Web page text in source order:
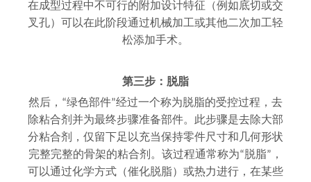
在成型过程中不可行的附加设计特征（例如底切或交
叉孔）可以在此阶段通过机械加工或其他二次加工轻
松添加手术。
第三步：脱脂
然后，“绿色部件”经过一个称为脱脂的受控过程，去
除粘合剂并为最终步骤准备部件。此步骤是去除大部
分粘合剂，仅留下足以充当保持零件尺寸和几何形状
完整完整的骨架的粘合剂。该过程通常称为“脱脂”，
可以通过化学方式（催化脱脂）或热力进行，在某些